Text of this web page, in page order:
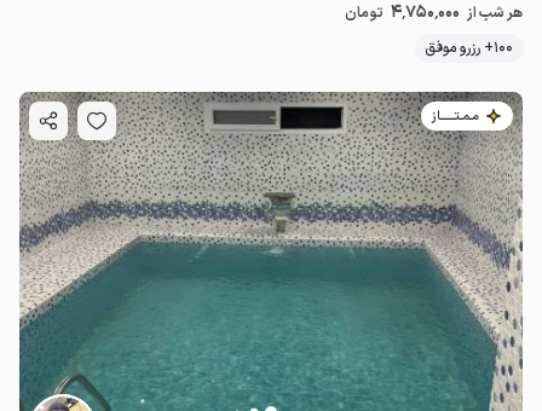
هر شب از 4٬750٬000 تومان
100+ رزرو موفق
مـمـتــــــاز